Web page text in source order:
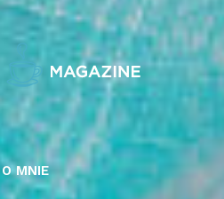
O MNIE